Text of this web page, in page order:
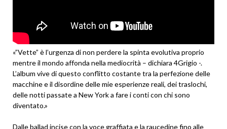
«”Vette” è l’urgenza di non perdere la spinta evolutiva proprio
mentre il mondo affonda nella mediocrità – dichiara 4Grigio -.
L’album vive di questo conflitto costante tra la perfezione delle
macchine e il disordine delle mie esperienze reali, dei traslochi,
delle notti passate a New York a fare i conti con chi sono
diventato.»
Dalle ballad incise con la voce graffiata e la raucedine fino alle